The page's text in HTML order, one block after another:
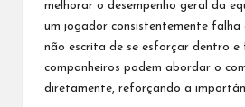
melhorar o desempenho geral da
um jogador consistentemente falha
não escrita de se esforçar dentro e
companheiros podem abordar o
diretamente, reforçando a